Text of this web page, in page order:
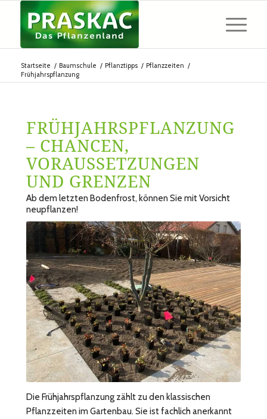
Startseite / Baumschule / Pflanztipps / Pflanzzeiten /
Frühjahrspflanzung
FRÜHJAHRSPFLANZUNG
– CHANCEN,
VORAUSSETZUNGEN
UND GRENZEN
Ab dem letzten Bodenfrost, können Sie mit Vorsicht
neupflanzen!
Die Frühjahrspflanzung zählt zu den klassischen
Pflanzzeiten im Gartenbau. Sie ist fachlich anerkannt